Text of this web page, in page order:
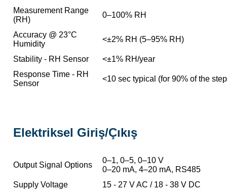
Measurement Range
(RH)
0–100% RH
Accuracy @ 23°C
Humidity
<±2% RH (5–95% RH)
Stability - RH Sensor
<±1% RH/year
Response Time - RH
Sensor
<10 sec typical (for 90% of the
Elektriksel Giriş/Çıkış
Output Signal Options
0–1, 0–5, 0–10 V
0–20 mA, 4–20 mA, RS485
Supply Voltage
15 - 27 V AC / 18 - 38 V DC